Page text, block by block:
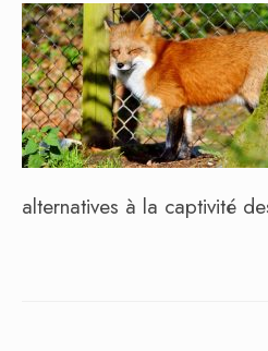
alternatives à la captivité